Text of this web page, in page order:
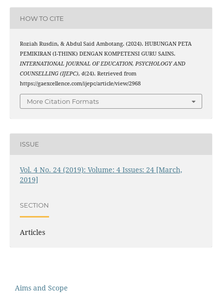
HOW TO CITE
Roziah Rusdin, & Abdul Said Ambotang. (2024). HUBUNGAN PETA
PEMIKIRAN (I-THINK) DENGAN KOMPETENSI GURU SAINS.
INTERNATIONAL JOURNAL OF EDUCATION, PSYCHOLOGY AND
COUNSELLING (IJEPC), 4(24). Retrieved from
https://gaexcellence.com/ijepc/article/view/2968
More Citation Formats
ISSUE
Vol. 4 No. 24 (2019): Volume: 4 Issues: 24 [March,
2019]
SECTION
Articles
Aims and Scope